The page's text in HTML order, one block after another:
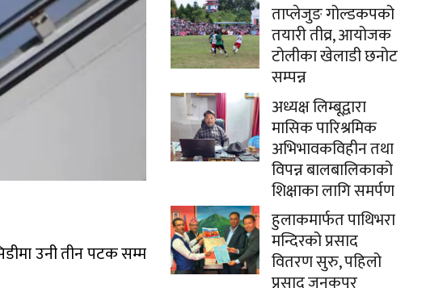
उनी तीन पटक सम्म
ताप्लेजुङ गोल्डकपको
तयारी तीव्र, आयोजक
टोलीका खेलाडी छनोट
सम्पन्न
अध्यक्ष लिम्बूद्वारा
मासिक पारिश्रमिक
अभिभावकविहीन तथा
विपन्न बालबालिकाको
शिक्षाका लागि समर्पण
हुलाकमार्फत पाथिभरा
मन्दिरको प्रसाद
वितरण सुरु, पहिलो